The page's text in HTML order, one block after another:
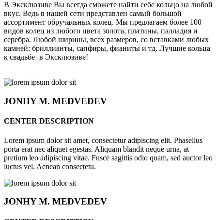
В Эксклюзиве Вы всегда сможете найти себе кольцо на любой
вкус. Ведь в нашей сети представлен самый большой
ассортимент обручальных колец. Мы предлагаем более 100
видов колец из любого цвета золота, платины, палладия и
серебра. Любой ширины, всех размеров, со вставками любых
камней: бриллианты, сапфиры, фианиты и тд. Лучшие кольца
к свадьбе- в Эксклюзиве!
JONHYM. MEDVEDEV
CENTER DESCRIPTION
Lorem ipsum dolor sit amet, consectetur adipiscing elit. Phasellus
porta erat nec aliquet egestas. Aliquam blandit neque urna, at
pretium leo adipiscing vitae. Fusce sagittis odio quam, sed auctor leo
luctus vel. Aenean consectetu.
JONHYM. MEDVEDEV